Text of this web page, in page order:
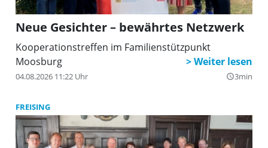
Neue Gesichter – bewährtes Netzwerk
Kooperationstreffen im Familienstützpunkt
Moosburg
04.08.2026 11:22 Uhr query_builder3min
FREISING